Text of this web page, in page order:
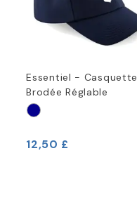
Essentiel - Casquette
Brodée Réglable
12,50 £